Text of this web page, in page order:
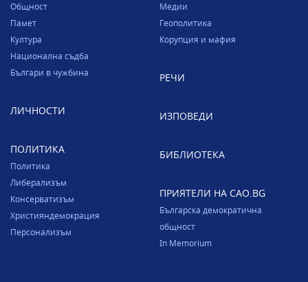
Общност
Памет
Култура
Национална съдба
Българи в чужбина
ЛИЧНОСТИ
ПОЛИТИКА
Политика
Либерализъм
Консерватизъм
Християндемокрация
Персонализъм
Медии
Геополитика
Корупция и мафия
РЕЧИ
ИЗПОВЕДИ
БИБЛИОТЕКА
ПРИЯТЕЛИ НА CAO.BG
Българска демократична
общност
In Memorium